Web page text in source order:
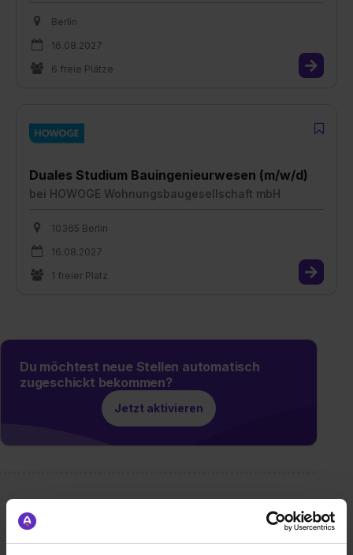
Berlin
16.08.2027
6 freie Plätze
Duales Studium Bauingenieurwesen (m/w/d)
bei HOWOGE Wohnungsbaugesellschaft mbH
10365 Berlin
16.08.2027
1 freier Platz
Du möchtest neue Stellen automatisch
zugeschickt bekommen?
Jetzt aktivieren
du während deiner gesamten Ausbildung oder deines